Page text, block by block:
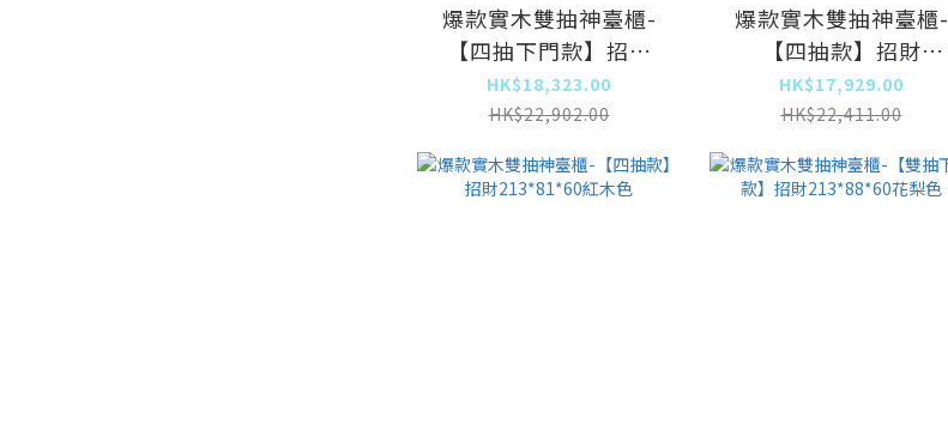
爆款實木雙抽神臺櫃-
【四抽下門款】招財
213*81*60紅木色
HK$18,323.00
HK$22,902.00
爆款實木雙抽神臺櫃-
【四抽款】招財
213*88*60花梨色
HK$17,929.00
HK$22,411.00